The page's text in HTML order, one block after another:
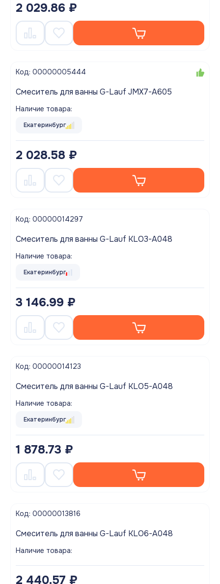
2 029.86 ₽
Код: 00000005444
Смеситель для ванны G-Lauf JMX7-A605
Наличие товара:
Екатеринбург
2 028.58 ₽
Код: 00000014297
Смеситель для ванны G-Lauf KLO3-A048
Наличие товара:
Екатеринбург
3 146.99 ₽
Код: 00000014123
Смеситель для ванны G-Lauf KLO5-A048
Наличие товара:
Екатеринбург
1 878.73 ₽
Код: 00000013816
Смеситель для ванны G-Lauf KLO6-A048
Наличие товара:
2 440.57 ₽